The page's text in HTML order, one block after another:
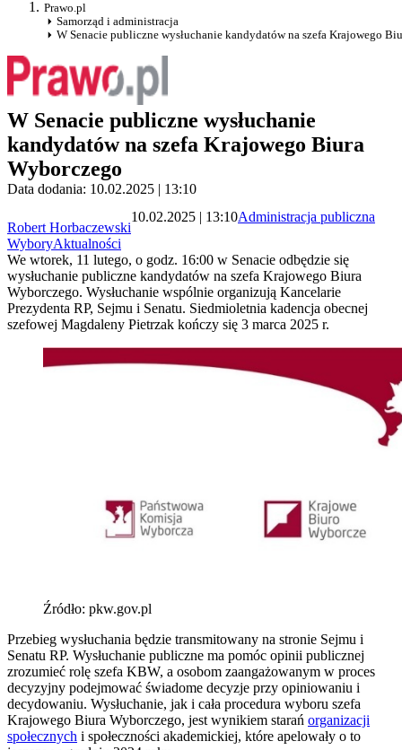
Prawo.pl
Samorząd i administracja
W Senacie publiczne wysłuchanie kandydatów na szefa Krajowego
W Senacie publiczne wysłuchanie
kandydatów na szefa Krajowego Biura
Wyborczego
Data dodania: 10.02.2025 | 13:10
Robert Horbaczewski
10.02.2025 | 13:10Administracja publiczna
WyboryAktualności
We wtorek, 11 lutego, o godz. 16:00 w Senacie odbędzie się
wysłuchanie publiczne kandydatów na szefa Krajowego Biura
Wyborczego. Wysłuchanie wspólnie organizują Kancelarie
Prezydenta RP, Sejmu i Senatu. Siedmioletnia kadencja obecnej
szefowej Magdaleny Pietrzak kończy się 3 marca 2025 r.
Źródło: pkw.gov.pl
Przebieg wysłuchania będzie transmitowany na stronie Sejmu i
Senatu RP. Wysłuchanie publiczne ma pomóc opinii publicznej
zrozumieć rolę szefa KBW, a osobom zaangażowanym w proces
decyzyjny podejmować świadome decyzje przy opiniowaniu i
decydowaniu. Wysłuchanie, jak i cała procedura wyboru szefa
Krajowego Biura Wyborczego, jest wynikiem starań organizacji
społecznych i społeczności akademickiej, które apelowały o to